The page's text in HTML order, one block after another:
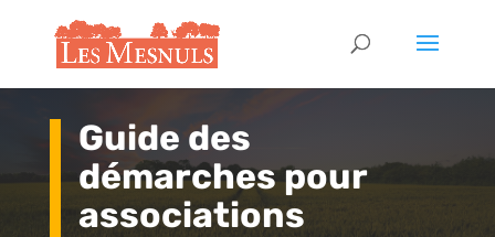
Guide des
démarches pour
associations